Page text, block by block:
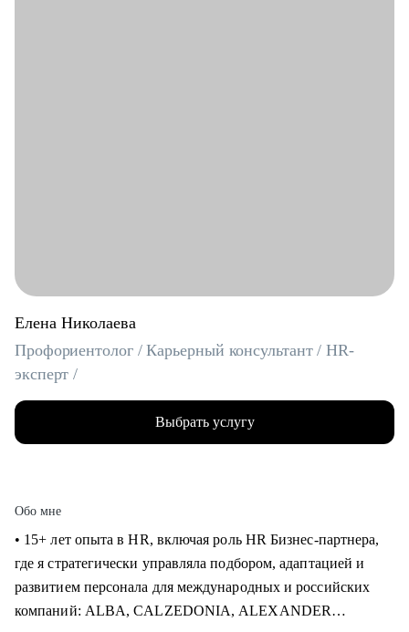
Елена Николаева
Профориентолог / Карьерный консультант / HR-
эксперт /
Выбрать услугу
Обо мне
• 15+ лет опыта в HR, включая роль HR Бизнес-партнера,
где я стратегически управляла подбором, адаптацией и
развитием персонала для международных и российских
компаний: ALBA, CALZEDONIA, ALEXANDER